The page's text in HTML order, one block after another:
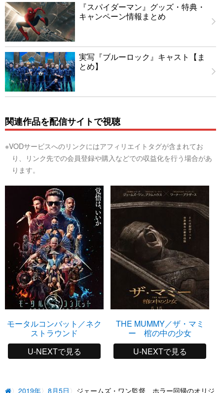
『スパイダーマン』グッズ・特典・
キャンペーン情報まとめ
実写『ブルーロック』キャスト【ま
とめ】
関連作品を配信サイトで視聴
※VODサービスへのリンクにはアフィリエイトタグが含まれてお
り、リンク先での会員登録や購入などでの収益化を行う場合があ
ります。
モータルコンバット／ネク
ストラウンド
U-NEXTで見る
THE MUMMY／ザ・マミ
ー 棺の中の少女
U-NEXTで見る
2019年 8月5日 ジェームズ・ワン監督、ホラー回帰のオリジ